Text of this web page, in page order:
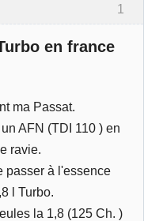
1
en france
ma Passat.
AFN (TDI 110 ) en
ravie.
passer à l'essence
l Turbo.
la 1,8 (125 Ch. )